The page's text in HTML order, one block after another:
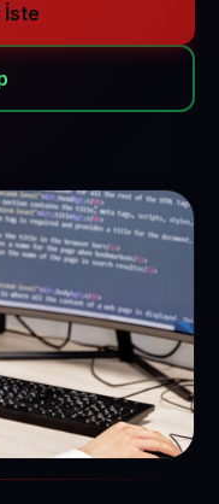
İste